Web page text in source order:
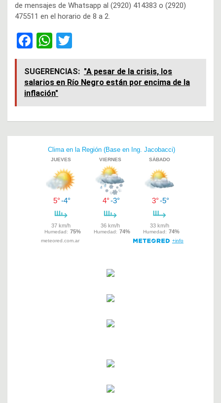
de mensajes de Whatsapp al (2920) 414383 o (2920)
475511 en el horario de 8 a 2.
F
a
ce
b
o
o
k
W
h
at
s
A
p
p
wi
tt
er
SUGERENCIAS: "A pesar de la crisis, los
salarios en Río Negro están por encima de la
inflación"
entradas